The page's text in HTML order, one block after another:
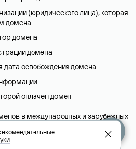
(юридического лица), которая
домена
домена
домена
дата освобождения домена
оплачен домен
в международных и зарубежных
в разделе «
».
сервиса